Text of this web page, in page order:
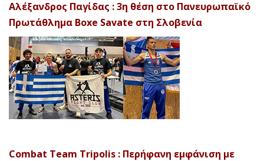
Αλέξανδρος Παγίδας : 3η θέση στο Πανευρωπαϊκό
Πρωτάθλημα Boxe Savate στη Σλοβενία
Combat Team Tripolis : Περήφανη εμφάνιση με